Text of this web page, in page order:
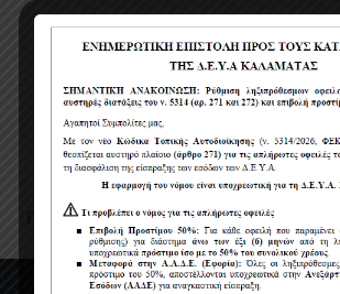
Πολιτική
Όροι χρήσης
Πολιτική Προστασίας